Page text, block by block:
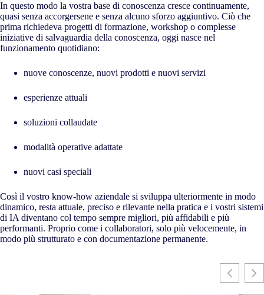
In questo modo la vostra base di conoscenza cresce continuamente,
quasi senza accorgersene e senza alcuno sforzo aggiuntivo. Ciò che
prima richiedeva progetti di formazione, workshop o complesse
iniziative di salvaguardia della conoscenza, oggi nasce nel
funzionamento quotidiano:
nuove conoscenze, nuovi prodotti e nuovi servizi
esperienze attuali
soluzioni collaudate
modalità operative adattate
nuovi casi speciali
Così il vostro know-how aziendale si sviluppa ulteriormente in modo
dinamico, resta attuale, preciso e rilevante nella pratica e i vostri sistemi
di IA diventano col tempo sempre migliori, più affidabili e più
performanti. Proprio come i collaboratori, solo più velocemente, in
modo più strutturato e con documentazione permanente.